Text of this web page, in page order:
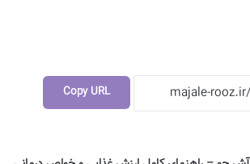
Copy URL